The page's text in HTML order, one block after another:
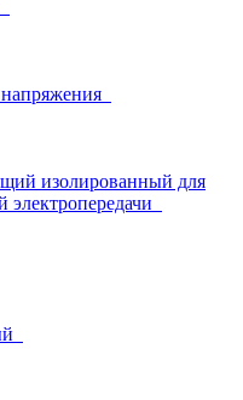
изолированный для